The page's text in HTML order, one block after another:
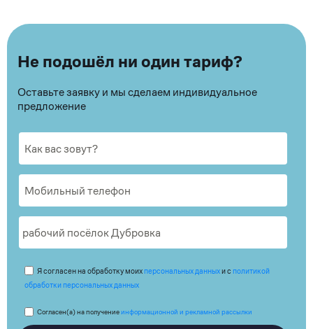
Не подошёл ни один тариф?
Оставьте заявку и мы сделаем индивидуальное
предложение
Я согласен на обработку моих персональных данныхи с политикой
обработки персональных данных
Согласен(а) на получениеинформационной и рекламной рассылки